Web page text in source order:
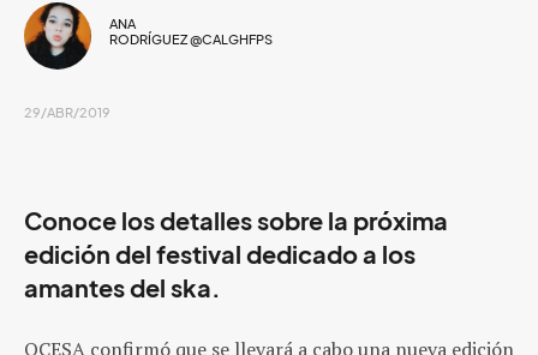
ANA
RODRÍGUEZ @CALGHFPS
29/ABR/2019
Conoce los detalles sobre la próxima
edición del festival dedicado a los
amantes del ska.
OCESA confirmó que se llevará a cabo una nueva edición